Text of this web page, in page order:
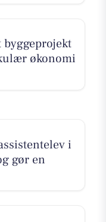
økonomi
i
gør en